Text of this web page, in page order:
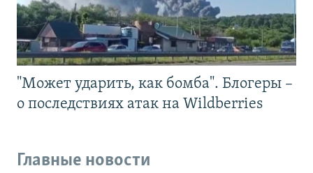
"Может ударить, как бомба". Блогеры –
о последствиях атак на Wildberries
Главные новости